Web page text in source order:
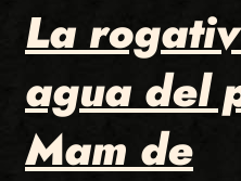
La
agua del
Mam de